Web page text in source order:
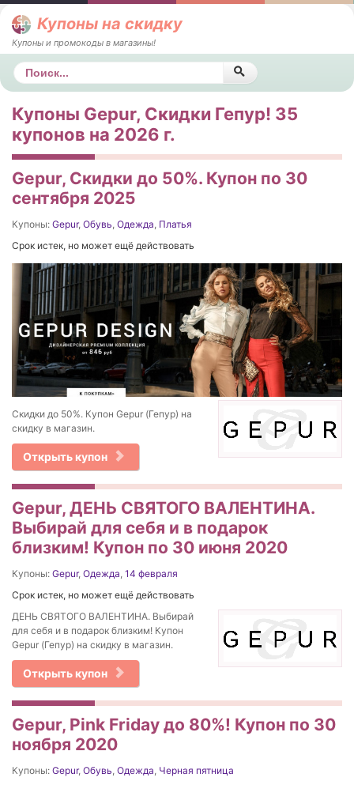
Купоны на скидку
Купоны и промокоды в магазины!
Поиск
Купоны Gepur, Скидки Гепур! 35
купонов на 2026 г.
Gepur, Скидки до 50%. Купон по 30
сентября 2025
Купоны: Gepur, Обувь, Одежда, Платья
Срок истек, но может ещё действовать
Скидки до 50%. Купон Gepur (Гепур) на
скидку в магазин.
Открыть купон
Gepur, ДЕНЬ СВЯТОГО ВАЛЕНТИНА.
Выбирай для себя и в подарок
близким! Купон по 30 июня 2020
Купоны: Gepur, Одежда, 14 февраля
Срок истек, но может ещё действовать
ДЕНЬ СВЯТОГО ВАЛЕНТИНА. Выбирай
для себя и в подарок близким! Купон
Gepur (Гепур) на скидку в магазин.
Открыть купон
Gepur, Pink Friday до 80%! Купон по 30
ноября 2020
Купоны: Gepur, Обувь, Одежда, Черная пятница